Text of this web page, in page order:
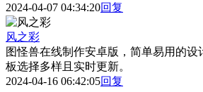
2024-04-07 04:34:20回复
风之彩
图怪兽在线制作安卓版，简单易用的设
板选择多样且实时更新。
2024-04-16 06:42:05回复